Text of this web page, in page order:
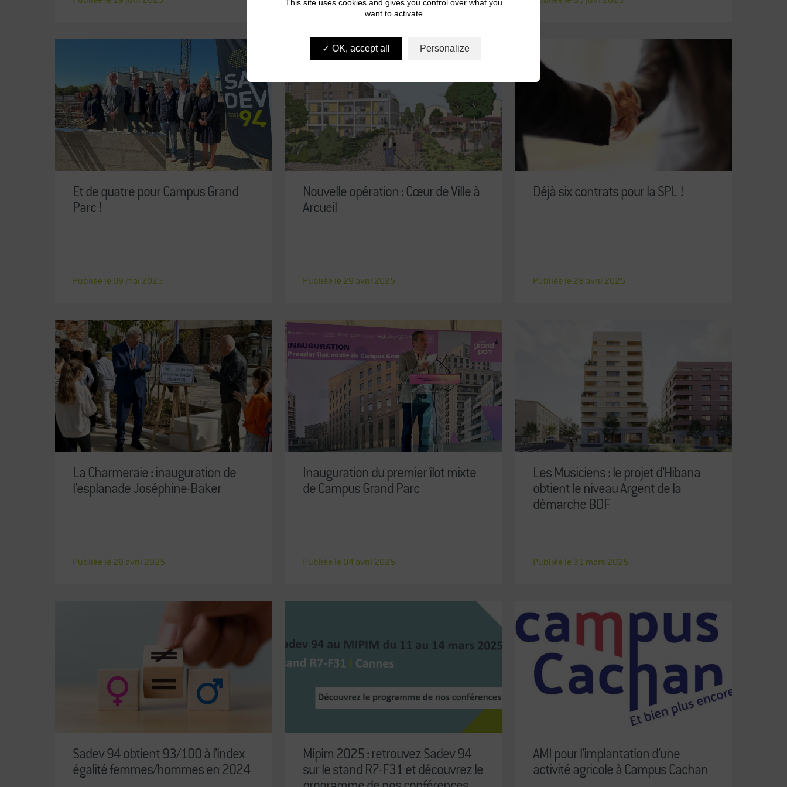
Et de quatre pour Campus Grand
Parc !
Publiée le 09 mai 2025
Nouvelle opération : Cœur de Ville à
Arcueil
Publiée le 29 avril 2025
Déjà six contrats pour la SPL !
Publiée le 28 avril 2025
La Charmeraie : inauguration de
l’esplanade Joséphine-Baker
Publiée le 28 avril 2025
Inauguration du premier îlot mixte
de Campus Grand Parc
Publiée le 04avril 2025
Les Musiciens : le projet d’Hibana
obtient le niveau Argent de la
démarche BDF
Publiée le 31 mars 2025
Sadev 94 obtient 93/100 à l’index
égalité femmes/hommes en 2024
Mipim 2025 : retrouvez Sadev 94
sur le stand R7-F31 et découvrez le
AMI pour l’implantation d’une
activité agricole à Campus Cachan
This site uses cookies and gives you control over what you
want to activate
OK, accept all Personalize